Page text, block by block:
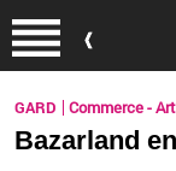
GARD Commerce -
Bazarland